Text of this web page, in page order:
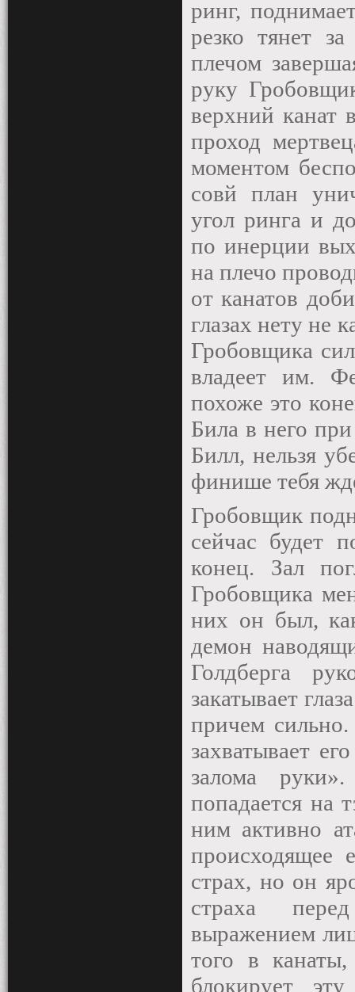
ринг,
резко тянет
плечом
руку
верхний канат
проход
моментом
совй план
угол ринга и
по инерции
на плечо
от канатов
глазах нету не
Гробовщика
владеет им.
похоже это
Била в него
Билл, нельзя
финише тебя
Гробовщик
сейчас будет
конец. Зал
Гробовщика
них он был,
демон
Голдберга
закатывает
причем
захватывает
залома
попадается на
ним активно
происходящее
страх, но он
страха
выражением
того в
блокирует